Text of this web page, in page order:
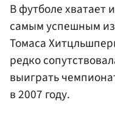
В футболе хватает
самым успешным
Томаса
редко
выиграть
в 2007 году.